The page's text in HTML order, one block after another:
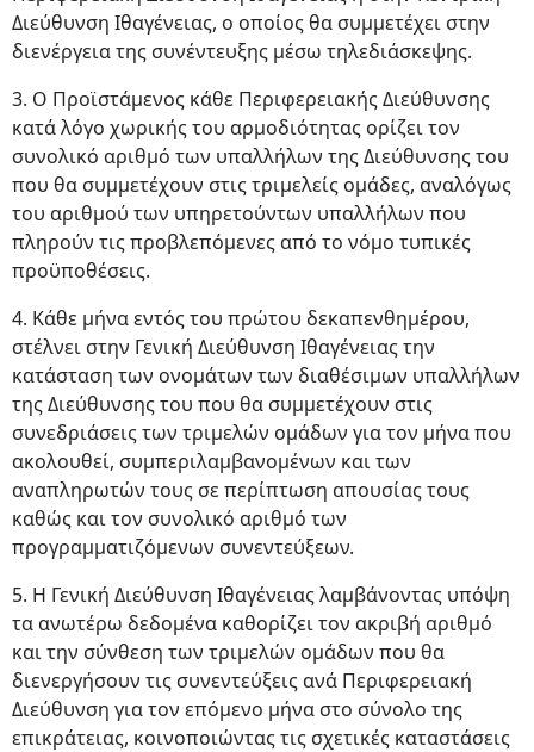
Διεύθυνση Ιθαγένειας, ο οποίος θα συμμετέχει στην
διενέργεια της συνέντευξης μέσω τηλεδιάσκεψης.
3. Ο Προϊστάμενος κάθε Περιφερειακής Διεύθυνσης
κατά λόγο χωρικής του αρμοδιότητας ορίζει τον
συνολικό αριθμό των υπαλλήλων της Διεύθυνσης του
που θα συμμετέχουν στις τριμελείς ομάδες, αναλόγως
του αριθμού των υπηρετούντων υπαλλήλων που
πληρούν τις προβλεπόμενες από το νόμο τυπικές
προϋποθέσεις.
4. Κάθε μήνα εντός του πρώτου δεκαπενθημέρου,
στέλνει στην Γενική Διεύθυνση Ιθαγένειας την
κατάσταση των ονομάτων των διαθέσιμων υπαλλήλων
της Διεύθυνσης του που θα συμμετέχουν στις
συνεδριάσεις των τριμελών ομάδων για τον μήνα που
ακολουθεί, συμπεριλαμβανομένων και των
αναπληρωτών τους σε περίπτωση απουσίας τους
καθώς και τον συνολικό αριθμό των
προγραμματιζόμενων συνεντεύξεων.
5. Η Γενική Διεύθυνση Ιθαγένειας λαμβάνοντας υπόψη
τα ανωτέρω δεδομένα καθορίζει τον ακριβή αριθμό
και την σύνθεση των τριμελών ομάδων που θα
διενεργήσουν τις συνεντεύξεις ανά Περιφερειακή
Διεύθυνση για τον επόμενο μήνα στο σύνολο της
επικράτειας, κοινοποιώντας τις σχετικές καταστάσεις